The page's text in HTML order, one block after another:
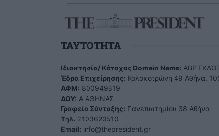
TAYTOTHTA
Ιδιοκτησία/ Κάτοχος Domain Name: ΑBP
Έδρα Επιχείρησης: Κολοκοτρώνη 49 Αθήνα,
ΑΦΜ: 800949819
ΔΟΥ: Α ΑΘΗΝΑΣ
Γραφεία Σύνταξης: Πανεπιστημίου 38 Αθήνα
Tηλ. 2103629510
Email: info@thepresident.gr